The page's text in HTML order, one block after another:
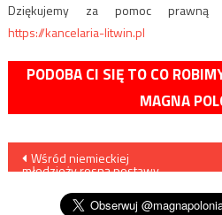
Dziękujemy za pomoc prawną
https://kancelaria-litwin.pl
PODOBA CI SIĘ TO CO
MAGNA
Nawigacja
wpisu
Wśród niemieckiej
młodzieży rosną postawy